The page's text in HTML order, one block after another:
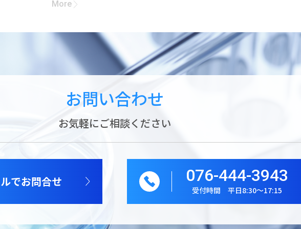
More
お問い合わせ
お気軽にご相談ください
でお問合せ 076-444-3943
受付時間 平日8:30～17:15